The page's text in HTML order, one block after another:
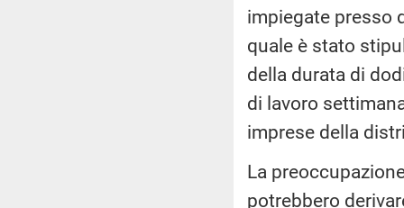
impiegate presso
quale è stato
della durata di
di lavoro
imprese della
La
potrebbero